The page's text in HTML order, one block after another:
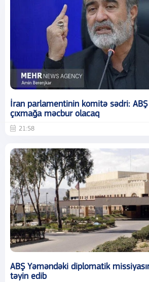
İran parlamentinin komitə sədri: ABŞ
çıxmağa məcbur olacaq
21:58
ABŞ Yəməndəki diplomatik
təyin edib